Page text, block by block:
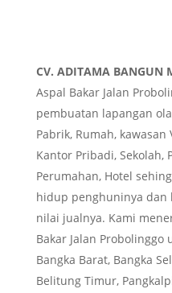
CV. ADITAMA BANGUN
Aspal Bakar Jalan
pembuatan lapangan
Pabrik, Rumah,
Kantor Pribadi, Sekolah,
Perumahan, Hotel
hidup penghuninya dan
nilai jualnya. Kami
Bakar Jalan Probolinggo
Bangka Barat, Bangka
Belitung Timur,